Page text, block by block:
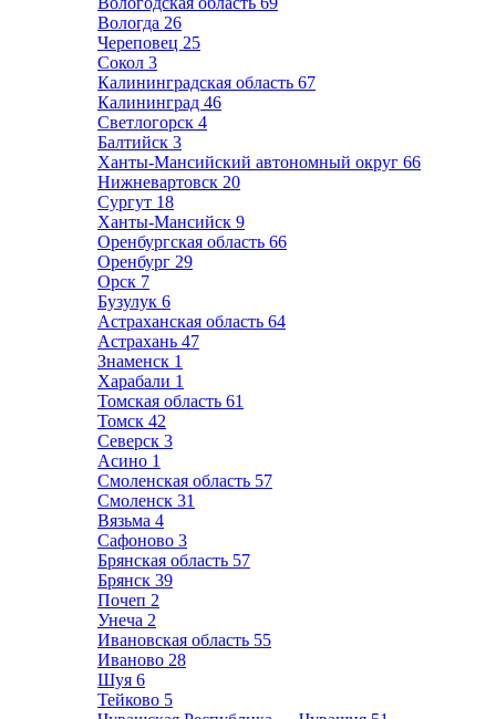
Вологда 26
Череповец 25
Сокол 3
Калининградская область 67
Калининград 46
Светлогорск 4
Балтийск 3
Ханты-Мансийский автономный округ 66
Нижневартовск 20
Сургут 18
Ханты-Мансийск 9
Оренбургская область 66
Оренбург 29
Орск 7
Бузулук 6
Астраханская область 64
Астрахань 47
Знаменск 1
Харабали 1
Томская область 61
Томск 42
Северск 3
Асино 1
Смоленская область 57
Смоленск 31
Вязьма 4
Сафоново 3
Брянская область 57
Брянск 39
Почеп 2
Унеча 2
Ивановская область 55
Иваново 28
Шуя 6
Тейково 5